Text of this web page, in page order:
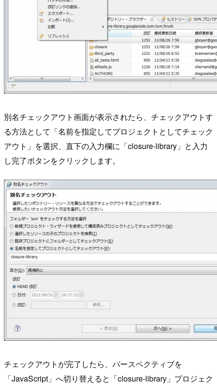
別名チェックアウト画面が表示されたら、チェックアウトす
る方法として「名前を指定してプロジェクトとしてチェック
アウト」を選択、直下の入力欄に「closure-library」と入力
し完了ボタンをクリックします。
チェックアウトが完了したら、パースペクティブを
「JavaScript」へ切り替えると「closure-library」プロジェク